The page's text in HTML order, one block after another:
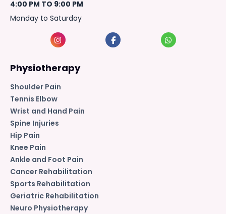
4:00 PM TO 9:00 PM
Monday to Saturday
Physiotherapy
Shoulder Pain
Tennis Elbow
Wrist and Hand Pain
Spine Injuries
Hip Pain
Knee Pain
Ankle and Foot Pain
Cancer Rehabilitation
Sports Rehabilitation
Geriatric Rehabilitation
Neuro Physiotherapy